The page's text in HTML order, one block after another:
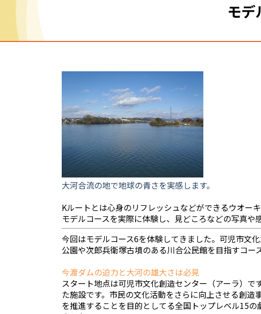
モデ
大河合流の地で地球の青さを実感します。
Kルートとは心身のリフレッシュなどができるウオー
モデルコースを実際に体験し、見どころなどの写真や
今回はモデルコース6を体験してきました。可児市文
公園や次郎兵衛塚古墳のある川合公民館を目指すコース
今渡ダムの迫力と大河の雄大さは必見
スタート地点は可児市文化創造センター（アーラ）
た施設です。市民の文化活動をさらに向上させる創
を推進することを目的としてる全国トップレベル15